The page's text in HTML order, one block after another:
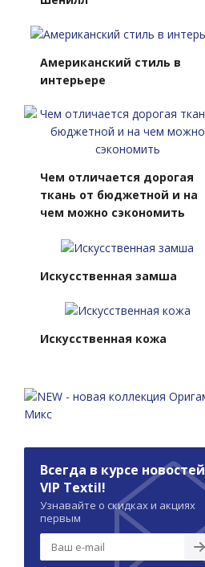
Американский стиль в
интерьере
Чем отличается дорогая
ткань от бюджетной и на
чем можно сэкономить
Искусственная замша
Искусственная кожа
Всегда в курсе новостей
VIP Textil!
Узнавайте о скидках и акциях
первым